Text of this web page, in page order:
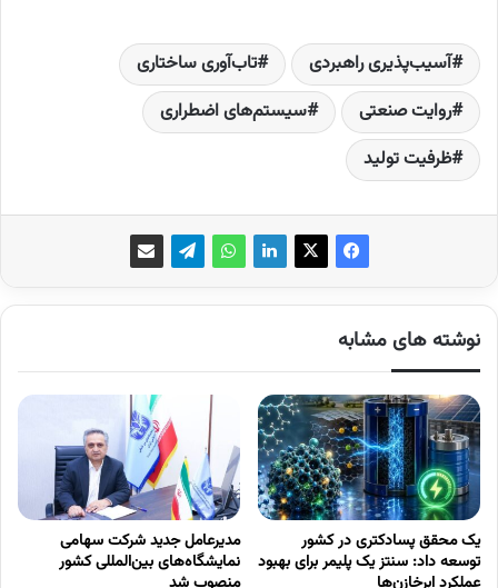
آسیب‌پذیری راهبردی
تاب‌آوری ساختاری
روایت صنعتی
سیستم‌های اضطراری
ظرفیت تولید
نوشته های مشابه
یک محقق پسادکتری در کشور
توسعه داد: سنتز یک پلیمر برای بهبود
مدیرعامل جدید شرکت سهامی
نمایشگاه‌های بین‌المللی کشور